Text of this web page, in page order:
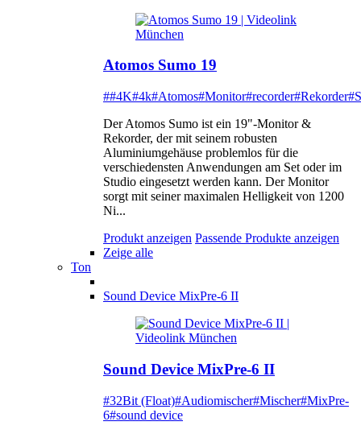
Atomos Sumo 19
##4K#4k#Atomos#Monitor#recorder#Rekorder
Der Atomos Sumo ist ein 19"-Monitor &
Rekorder, der mit seinem robusten
Aluminiumgehäuse problemlos für die
verschiedensten Anwendungen am Set oder im
Studio eingesetzt werden kann. Der Monitor
sorgt mit seiner maximalen Helligkeit von 1200
Ni...
Produkt anzeigen Passende Produkte anzeigen
Zeige alle
Ton
Sound Device MixPre-6 II
Sound Device MixPre-6 II
#32Bit (Float)#Audiomischer#Mischer#MixPre-
6#sound device